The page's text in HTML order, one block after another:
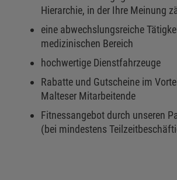
Hierarchie, in der Ihre Meinung
eine abwechslungsreiche
medizinischen Bereich
hochwertige Dienstfahrzeuge
Rabatte und Gutscheine im
Malteser Mitarbeitende
Fitnessangebot durch unseren
(bei mindestens